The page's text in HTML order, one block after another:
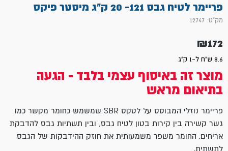
פריימר לטיח גבס 121- 20 ק"ג מיסטר פיקס
מק"ט: 12747
₪172
8.6 ש"ח ל-1 ק"ג
מוצר זה באיסוף עצמי בלבד - הגעה
בתיאום מראש
פריימר נוזלי המבוסס על לטקס SBR שמשמש כחומר מקשר כמו
גשר קשירה בין קירות בטון לטיח גבס, ובין תשתיות גבס להדבקת
אריחים. החומר משפר משמעותית את חוזק ההידבקות של הגבס
לתשתית.